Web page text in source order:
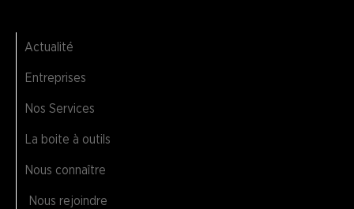
CONNAÎTRE
LA
BOITE
OUTILS
Actualité
Entreprises
Nos Services
La boite à outils
Nous connaître
Nous rejoindre